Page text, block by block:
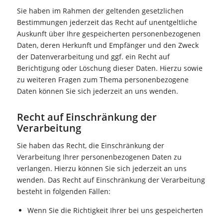
Sie haben im Rahmen der geltenden gesetzlichen
Bestimmungen jederzeit das Recht auf unentgeltliche
Auskunft über Ihre gespeicherten personenbezogenen
Daten, deren Herkunft und Empfänger und den Zweck
der Datenverarbeitung und ggf. ein Recht auf
Berichtigung oder Löschung dieser Daten. Hierzu sowie
zu weiteren Fragen zum Thema personenbezogene
Daten können Sie sich jederzeit an uns wenden.
Recht auf Einschränkung der
Verarbeitung
Sie haben das Recht, die Einschränkung der
Verarbeitung Ihrer personenbezogenen Daten zu
verlangen. Hierzu können Sie sich jederzeit an uns
wenden. Das Recht auf Einschränkung der Verarbeitung
besteht in folgenden Fällen:
Wenn Sie die Richtigkeit Ihrer bei uns gespeicherten